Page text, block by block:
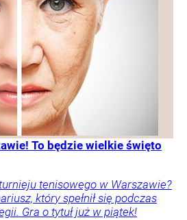
To będzie wielkie święto
tenisowego w Warszawie?
który spełnił się podczas
Gra o tytuł już w piątek!